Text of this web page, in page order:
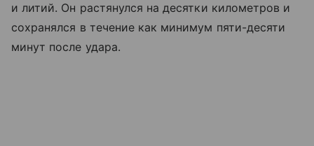
и литий. Он растянулся на десятки километров и
сохранялся в течение как минимум пяти-десяти
минут после удара.